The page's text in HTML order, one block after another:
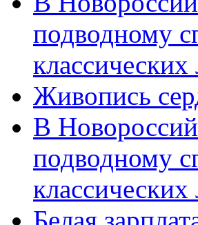
подводному
Живопись
В
подводному